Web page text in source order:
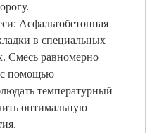
Асфальтобетонная
в специальных
Смесь равномерно
с помощью
температурный
оптимальную